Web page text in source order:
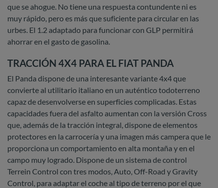
que se ahogue. No tiene una respuesta contundente ni es
muy rápido, pero es más que suficiente para circular en las
urbes. El 1.2 adaptado para funcionar con GLP permitirá
ahorrar en el gasto de gasolina.
TRACCIÓN 4X4 PARA EL FIAT PANDA
El Panda dispone de una interesante variante 4x4 que
convierte al utilitario italiano en un auténtico todoterreno
capaz de desenvolverse en superficies complicadas. Estas
capacidades fuera del asfalto aumentan con la versión Cross
que, además de la tracción integral, dispone de elementos
protectores en la carrocería y una imagen más campera que le
proporciona un comportamiento en alta montaña y en el
campo muy logrado. Dispone de un sistema de control
Terrein Control con tres modos, Auto, Off-Road y Gravity
Control, para adaptar el coche al tipo de terreno por el que